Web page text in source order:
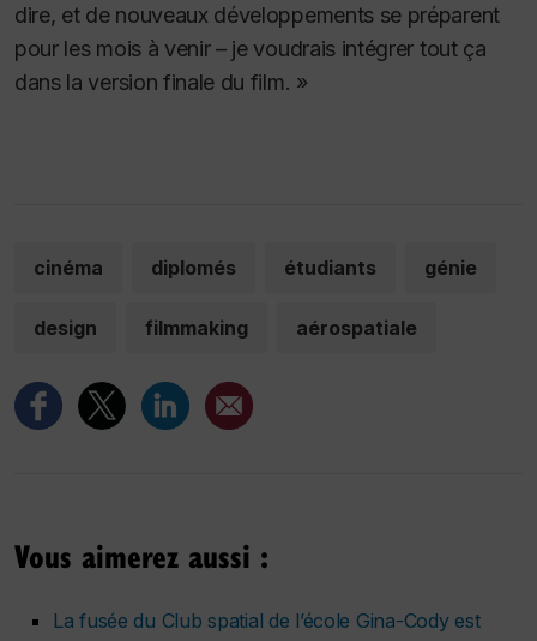
dire, et de nouveaux développements se préparent
pour les mois à venir – je voudrais intégrer tout ça
dans la version finale du film. »
cinéma diplomés étudiants génie
design filmmaking aérospatiale
Vous aimerez aussi :
La fusée du Club spatial de l’école Gina-Cody est